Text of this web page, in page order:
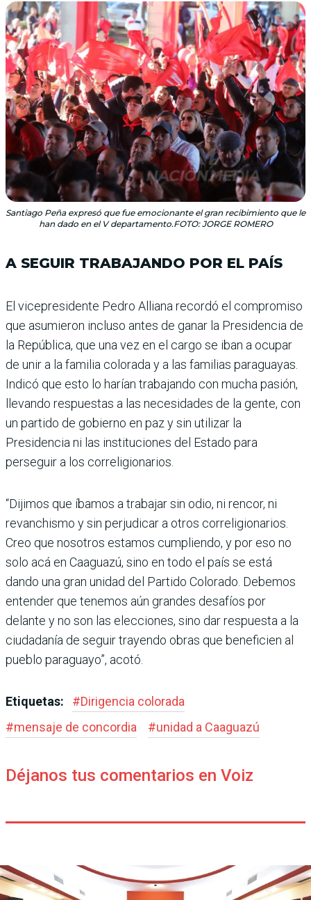
Santiago Peña expresó que fue emocionante el gran recibimiento que le
han dado en el V departamento.FOTO: JORGE ROMERO
A SEGUIR TRABAJANDO POR EL PAÍS
El vicepresidente Pedro Alliana recordó el compro­miso
que asumieron incluso antes de ganar la Presidencia de
la República, que una vez en el cargo se iban a ocupar
de unir a la familia colorada y a las familias paraguayas.
Indicó que esto lo harían tra­bajando con mucha pasión,
llevando respuestas a las necesidades de la gente, con
un partido de gobierno en paz y sin utilizar la
Presidencia ni las instituciones del Estado para
perseguir a los correli­gionarios.
“Dijimos que íbamos a tra­bajar sin odio, ni rencor, ni
revanchismo y sin perjudicar a otros correligionarios.
Creo que nosotros estamos cum­pliendo, y por eso no
solo acá en Caaguazú, sino en todo el país se está
dando una gran unidad del Partido Colorado. Debemos
entender que tene­mos aún grandes desafíos por
delante y no son las eleccio­nes, sino dar respuesta a la
ciudadanía de seguir trayendo obras que beneficien al
pueblo paraguayo”, acotó.
Etiquetas: #Dirigencia colorada
#mensaje de concordia #unidad a Caaguazú
Déjanos tus comentarios en Voiz